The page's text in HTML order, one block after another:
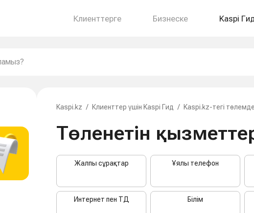
Клиенттерге Бизнеске Kaspi
Kaspi.kz / Клиенттер үшін Kaspi Гид / Kaspi.kz-тегі
Төленетін
Жалпы сұрақтар Ұялы телефон
Интернет пен ТД Білім